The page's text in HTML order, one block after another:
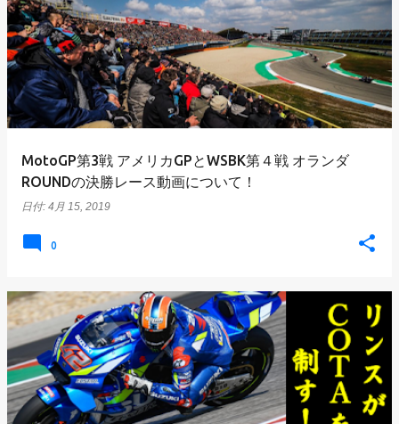
MotoGP第3戦 アメリカGPとWSBK第４戦 オランダ
ROUNDの決勝レース動画について！
日付: 4月 15, 2019
0